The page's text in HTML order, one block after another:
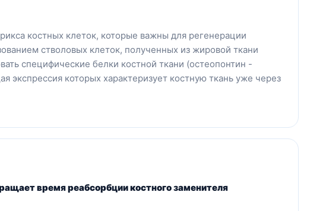
костных клеток, которые важны для регенерации
стволовых клеток, полученных из жировой ткани
специфические белки костной ткани (остеопонтин -
экспрессия которых характеризует костную ткань уже через
время реабсорбции костного заменителя